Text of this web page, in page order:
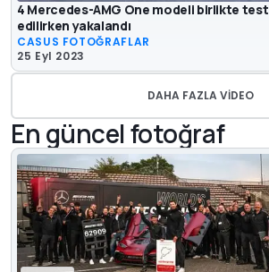
4 Mercedes-AMG One modeli birlikte test
edilirken yakalandı
CASUS FOTOĞRAFLAR
25 Eyl 2023
DAHA FAZLA VIDEO
En güncel fotoğraf